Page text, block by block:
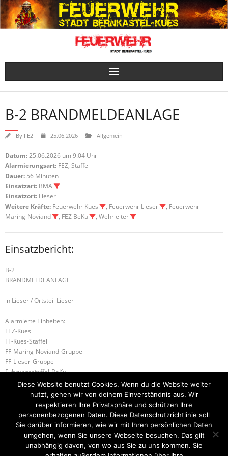
Skip
to
content
B-2 BRANDMELDEANLAGE
By FE2 25.06.2026 Allgemein
Datum:25.06.2026 um 9:04 Uhr
Alarmierungsart: FEZ, Staffel
Dauer: 56 Minuten
Einsatzart: BMA
Einsatzort: Lieser
Weitere Kräfte: Feuerwehr Kues , Feuerwehr Lieser
, Feuerwehr
Maring-Noviand
, FEZ BeKu , Wehrleiter
Einsatzbericht:
B-2
BRANDMELDEANLAGE
in Lieser / Ortsteil Lieser
Alarmierte Einheiten:
FEZ-Kues
FF-Kues-Staffel
FF-Maring-Noviand-Gruppe
FF-Lieser-Gruppe
Führungsstaffel-BeKu
BeKu WL
H-1 UNTERSTÜTZUNG RD
B-1 RAUCHENTWICKLUNG IM FREIEN
Diese Website benutzt Cookies. Wenn du die Website weiter
nutzt, gehen wir von deinem Einverständnis aus. Wir
respektieren Ihre Privatsphäre und schützen Ihre
personenbezogenen Daten. Diese Datenschutzrichtlinie soll
Sie darüber informieren, wie wir mit Ihren persönlichen Daten
umgehen, wenn Sie unsere Webseite besuchen. Das gilt
unabhängig davon, von wo aus Sie zu uns kommen. Sie